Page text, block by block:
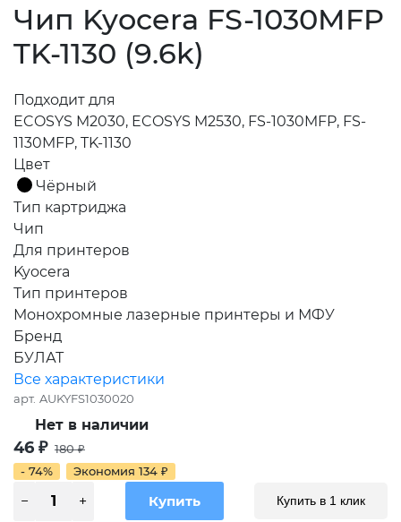
Чип Kyocera FS-1030MFP
TK-1130 (9.6k)
Подходит для
ECOSYS M2030, ECOSYS M2530, FS-1030MFP, FS-
1130MFP, TK-1130
Цвет
Чёрный
Тип картриджа
Чип
Для принтеров
Kyocera
Тип принтеров
Монохромные лазерные принтеры и МФУ
Бренд
БУЛАТ
Все характеристики
арт. AUKYFS1030020
Нет в наличии
46 ₽ 180₽
- 74%
Экономия 134 ₽
Купить в 1 клик